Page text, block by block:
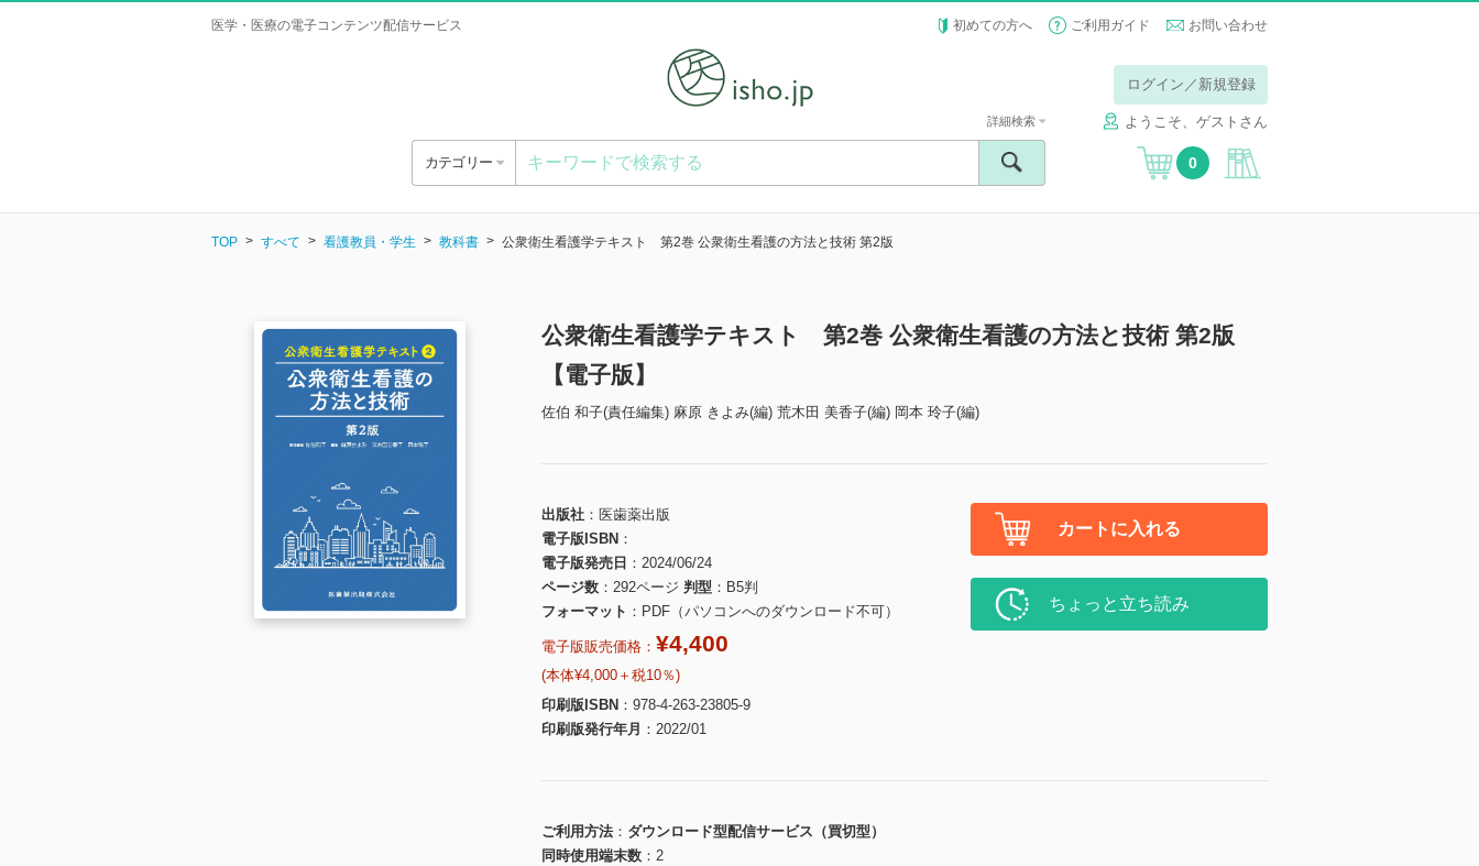
医学・医療の電子コンテンツ配信サービス 初めての方へ ご利用ガイド お問い合わせ
ログイン／新規登録
ようこそ、ゲストさん
カテゴリー
詳細検索
0
TOP すべて 看護教員・学生 教科書 公衆衛生看護学テキスト 第2巻 公衆衛生看護の方法と技術 第2版
公衆衛生看護学テキスト 第2巻 公衆衛生看護の方法と技術 第2版
【電子版】
佐伯 和子(責任編集) 麻原 きよみ(編) 荒木田 美香子(編) 岡本 玲子(編)
出版社
医歯薬出版
電子版ISBN
電子版発売日
2024/06/24
ページ数
292ページ 判型
B5判
フォーマット
PDF（パソコンへのダウンロード不可）
電子版販売価格： ¥4,400
(本体¥4,000＋税10％)
印刷版ISBN
978-4-263-23805-9
印刷版発行年月
2022/01
カートに入れる
ちょっと立ち読み
ご利用方法
ダウンロード型配信サービス（買切型）
同時使用端末数
2